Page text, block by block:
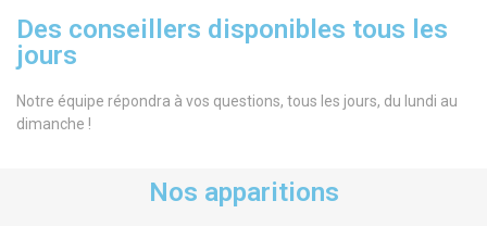
Des conseillers disponibles tous les
jours
Notre équipe répondra à vos questions, tous les jours, du lundi au
dimanche !
Nos apparitions